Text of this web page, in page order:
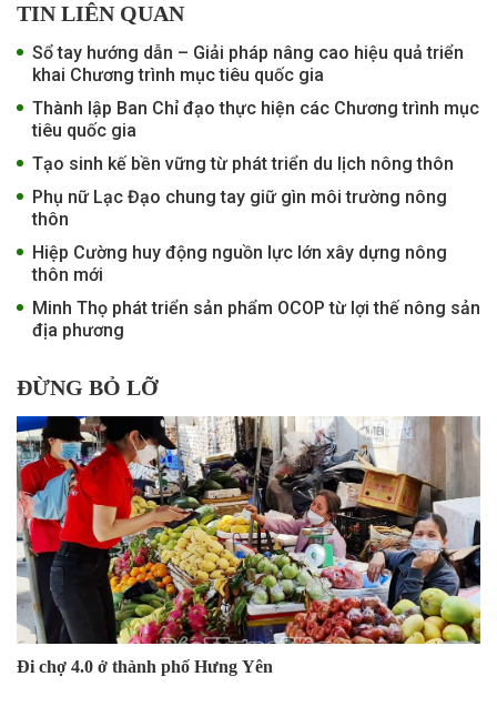
TIN LIÊN QUAN
Sổ tay hướng dẫn – Giải pháp nâng cao hiệu quả triển
khai Chương trình mục tiêu quốc gia
Thành lập Ban Chỉ đạo thực hiện các Chương trình mục
tiêu quốc gia
Tạo sinh kế bền vững từ phát triển du lịch nông thôn
Phụ nữ Lạc Đạo chung tay giữ gìn môi trường nông
thôn
Hiệp Cường huy động nguồn lực lớn xây dựng nông
thôn mới
Minh Thọ phát triển sản phẩm OCOP từ lợi thế nông sản
địa phương
ĐỪNG BỎ LỠ
Đi chợ 4.0 ở thành phố Hưng Yên